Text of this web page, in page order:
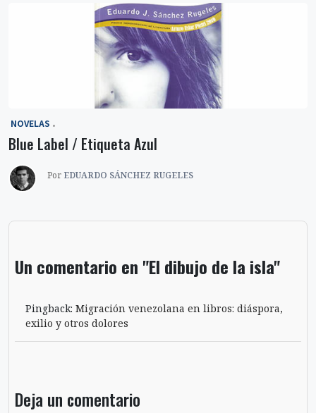
‎ NOVELAS
Blue Label / Etiqueta Azul
Por EDUARDO SÁNCHEZ RUGELES
Un comentario en "El dibujo de la isla"
Pingback: Migración venezolana en libros: diáspora,
exilio y otros dolores
Deja un comentario